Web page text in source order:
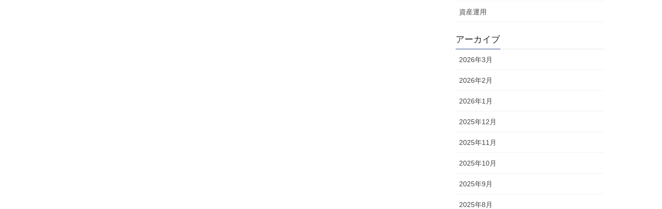
資産運用
アーカイブ
2026年3月
2026年2月
2026年1月
2025年12月
2025年11月
2025年10月
2025年9月
2025年8月